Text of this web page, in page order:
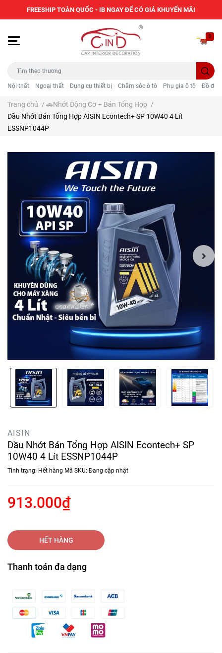
Nội thất Ngoại thất Dụng cụ thiết bị Chăm sóc ô tô Phụ gia ô tô Đồ
0
Trang chủ / 🚗Nhớt Động Cơ – Bán Tổng Hợp /
Dầu Nhớt Bán Tổng Hợp AISIN Econtech+ SP 10W40 4 Lít
ESSNP1044P
AISIN
Dầu Nhớt Bán Tổng Hợp AISIN Econtech+ SP
10W40 4 Lít ESSNP1044P
Tình trạng: Hết hàng Mã SKU: Đang cập nhật
913.000₫
HẾT HÀNG
Thanh toán đa dạng
FREESHIP TOÀN QUỐC - IB NGAY ĐỂ CÓ GIÁ KHUYẾN MÃI